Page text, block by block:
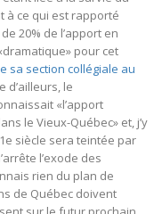
à ce qui est rapporté
20% de l’apport en
pour cet
sa section collégiale au
d’ailleurs, le
«l’apport
le Vieux-Québec» et, j’y
siècle sera teintée par
l’exode des
rien du plan de
de Québec doivent